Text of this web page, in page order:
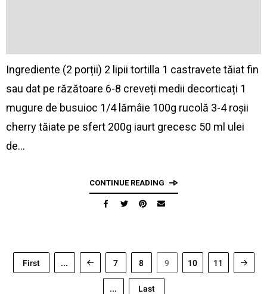
Ingrediente (2 porții) 2 lipii tortilla 1 castravete tăiat fin
sau dat pe răzătoare 6-8 creveți medii decorticați 1
mugure de busuioc 1/4 lămâie 100g rucolă 3-4 roșii
cherry tăiate pe sfert 200g iaurt grecesc 50 ml ulei
de…
CONTINUE READING
First ... 7 8 9 10 11
... Last